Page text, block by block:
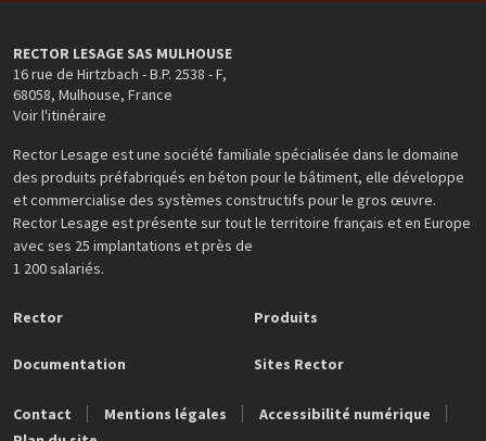
RECTOR LESAGE SAS MULHOUSE
16 rue de Hirtzbach - B.P. 2538 - F,
68058, Mulhouse, France
Voir l'itinéraire
Rector Lesage est une société familiale spécialisée dans le domaine
des produits préfabriqués en béton pour le bâtiment, elle développe
et commercialise des systèmes constructifs pour le gros œuvre.
Rector Lesage est présente sur tout le territoire français et en Europe
avec ses 25 implantations et près de
1 200 salariés.
Rector Produits
Documentation Sites Rector
Contact Mentions légales
Accessibilité numérique